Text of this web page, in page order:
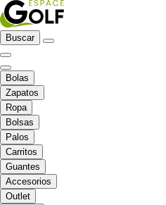
Buscar
Bolas
Zapatos
Ropa
Bolsas
Palos
Carritos
Guantes
Accesorios
Outlet